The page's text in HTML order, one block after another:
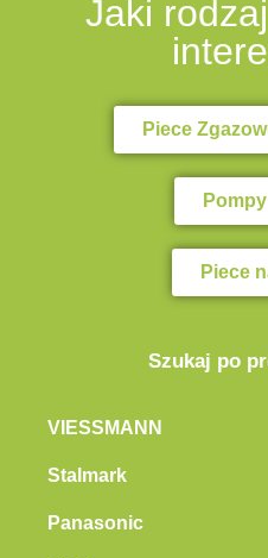
Jaki
Piece
Piece
Szukaj po
VIESSMANN
Stalmark
Panasonic